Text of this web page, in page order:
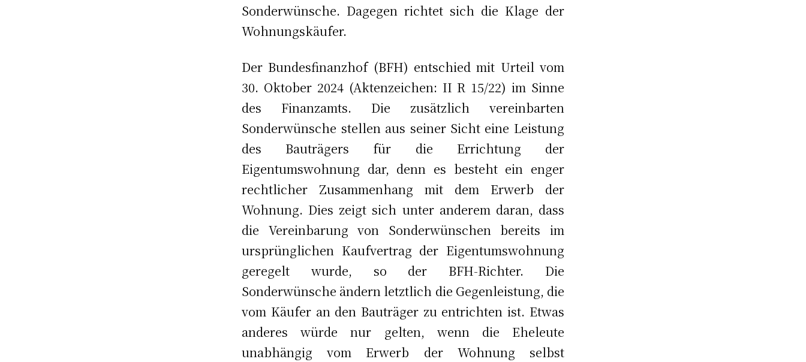
Sonderwünsche. Dagegen richtet sich die Klage der
Wohnungskäufer.
Der Bundesfinanzhof (BFH) entschied mit Urteil vom
30. Oktober 2024 (Aktenzeichen: II R 15/22) im Sinne
des Finanzamts. Die zusätzlich vereinbarten
Sonderwünsche stellen aus seiner Sicht eine Leistung
des Bauträgers für die Errichtung der
Eigentumswohnung dar, denn es besteht ein enger
rechtlicher Zusammenhang mit dem Erwerb der
Wohnung. Dies zeigt sich unter anderem daran, dass
die Vereinbarung von Sonderwünschen bereits im
ursprünglichen Kaufvertrag der Eigentumswohnung
geregelt wurde, so der BFH-Richter. Die
Sonderwünsche ändern letztlich die Gegenleistung, die
vom Käufer an den Bauträger zu entrichten ist. Etwas
anderes würde nur gelten, wenn die Eheleute
unabhängig vom Erwerb der Wohnung selbst